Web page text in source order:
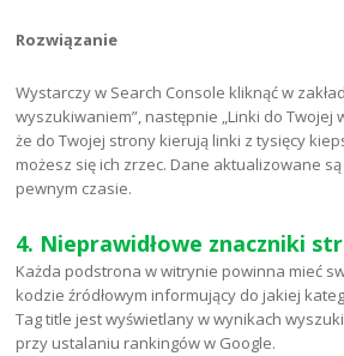
Rozwiązanie
Wystarczy w Search Console kliknąć w
wyszukiwaniem”, następnie „Linki do Twojej
że do Twojej strony kierują linki z tysięcy
możesz się ich zrzec. Dane aktualizowane
pewnym czasie.
4. Nieprawidłowe znaczniki
Każda podstrona w witrynie powinna mieć
kodzie źródłowym informujący do jakiej
Tag title jest wyświetlany w wynikach
przy ustalaniu rankingów w Google.